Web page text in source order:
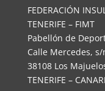
FEDERACIÓN
TENERIFE – FIMT
Pabellón de
Calle Mercedes,
38108 Los
TENERIFE –